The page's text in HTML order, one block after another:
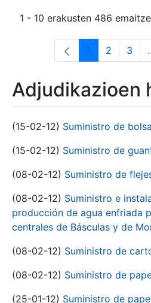
1 - 10 erakusten 486
Orrialdea
1 Orrialdea
2 3
Adjudikazioen
(15-02-12) Suministro de
(15-02-12) Suministro de
(08-02-12) Suministro de
(08-02-12) Suministro e
producción de agua enfriada
centrales de Básculas y de
(08-02-12) Suministro de
(08-02-12) Suministro de
(25-01-12) Suministro de